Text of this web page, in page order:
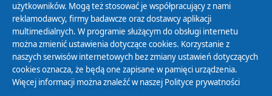
Polityka Prywatności
Zasady korzystania z Serwisu
Organizacje Pożytku Publicznego
użytkowników. Mogą też stosować je współpracujący z nami
reklamodawcy, firmy badawcze oraz dostawcy aplikacji
multimedialnych. W programie służącym do obsługi internetu
można zmienić ustawienia dotyczące cookies. Korzystanie z
naszych serwisów internetowych bez zmiany ustawień dotyczących
cookies oznacza, że będą one zapisane w pamięci urządzenia.
Więcej informacji można znaleźć w naszej Polityce prywatności